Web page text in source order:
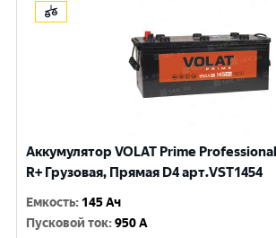
Аккумулятор VOLAT Prime Professional
R+ Грузовая, Прямая D4 арт.VST1454
Емкость: 145 Ач
Пусковой ток:950 A